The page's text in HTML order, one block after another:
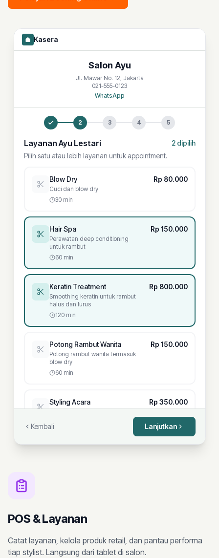
Kasera
Salon Ayu
Jl. Mawar No. 12, Jakarta
021-555-0123
WhatsApp
2 3 4 5
Layanan Ayu Lestari 2dipilih
Pilih satu atau lebih layanan untuk appointment.
Blow Dry
Cuci dan blow dry
30 min
Rp 80.000
Hair Spa
Perawatan deep conditioning
untuk rambut
60 min
Rp 150.000
Keratin Treatment
Smoothing keratin untuk rambut
halus dan lurus
120 min
Rp 800.000
Potong Rambut Wanita
Potong rambut wanita termasuk
blow dry
60 min
Rp 150.000
Styling Acara Rp 350.000
Berbagai gaya kepang
Kembali Lanjutkan
POS & Layanan
Catat layanan, kelola produk retail, dan pantau performa
tiap stylist. Langsung dari tablet di salon.